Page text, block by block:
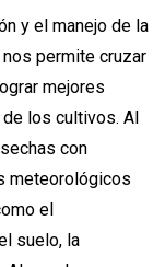
y el manejo de la
permite cruzar
mejores
los cultivos. Al
con
meteorológicos
el
suelo, la